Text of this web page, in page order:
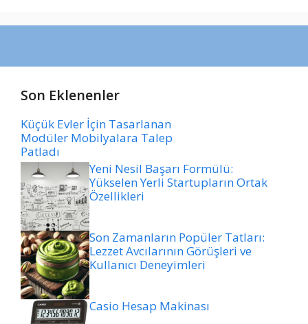
Son Eklenenler
Küçük Evler İçin Tasarlanan
Modüler Mobilyalara Talep
Patladı
Yeni Nesil Başarı Formülü:
Yükselen Yerli Startupların Ortak
Özellikleri
Son Zamanların Popüler Tatları:
Lezzet Avcılarının Görüşleri ve
Kullanıcı Deneyimleri
Casio Hesap Makinası